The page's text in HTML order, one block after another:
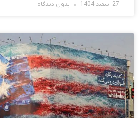
27 اسفند 1404 بدون دیدگاه